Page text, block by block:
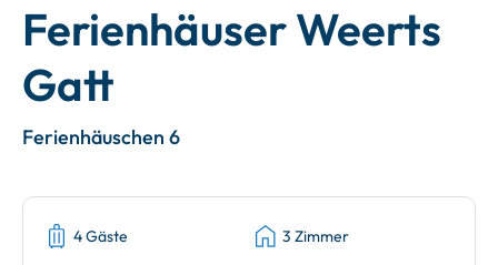
Ferienhäuser Weerts
Gatt
Ferienhäuschen 6
4 Gäste 3 Zimmer